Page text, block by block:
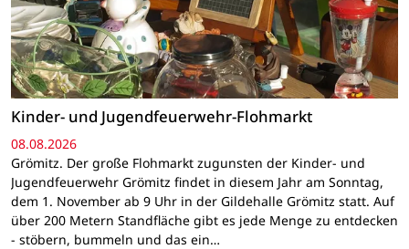
Kinder- und Jugendfeuerwehr-Flohmarkt
08.08.2026
Grömitz. Der große Flohmarkt zugunsten der Kinder- und
Jugendfeuerwehr Grömitz findet in diesem Jahr am Sonntag,
dem 1. November ab 9 Uhr in der Gildehalle Grömitz statt. Auf
über 200 Metern Standfläche gibt es jede Menge zu entdecken
- stöbern, bummeln und das ein…